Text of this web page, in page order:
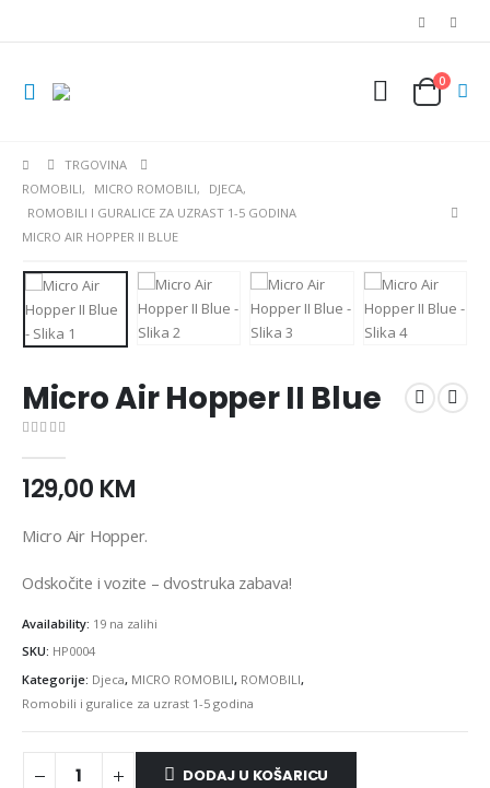
0
TRGOVINA
ROMOBILI, MICRO ROMOBILI, DJECA,
ROMOBILI I GURALICE ZA UZRAST 1-5 GODINA
MICRO AIR HOPPER II BLUE
Micro Air Hopper II Blue
129,00 KM
Micro Air Hopper.
Odskočite i vozite – dvostruka zabava!
Availability: 19 na zalihi
SKU: HP0004
Kategorije: Djeca, MICRO ROMOBILI, ROMOBILI,
Romobili i guralice za uzrast 1-5 godina
DODAJ U KOŠARICU